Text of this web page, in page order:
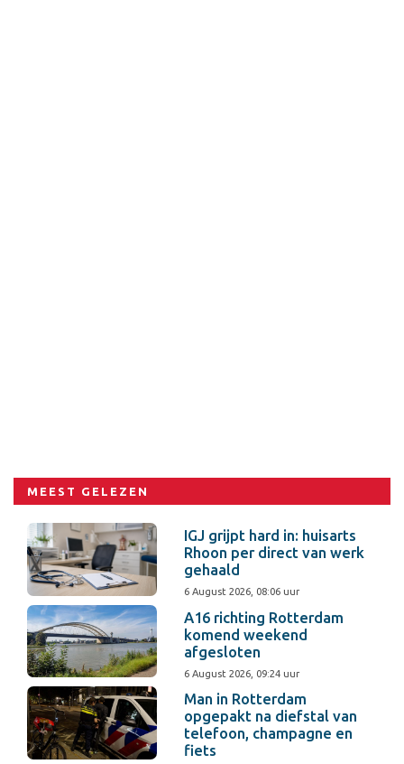
MEEST GELEZEN
IGJ grijpt hard in: huisarts
Rhoon per direct van werk
gehaald
6 August 2026, 08:06 uur
A16 richting Rotterdam
komend weekend
afgesloten
6 August 2026, 09:24 uur
Man in Rotterdam
opgepakt na diefstal van
telefoon, champagne en
fiets